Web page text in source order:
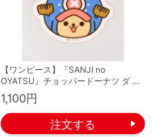
【ワンピース】『SANJI no
OYATSU』チョッパードーナツ ダ …
1,100円